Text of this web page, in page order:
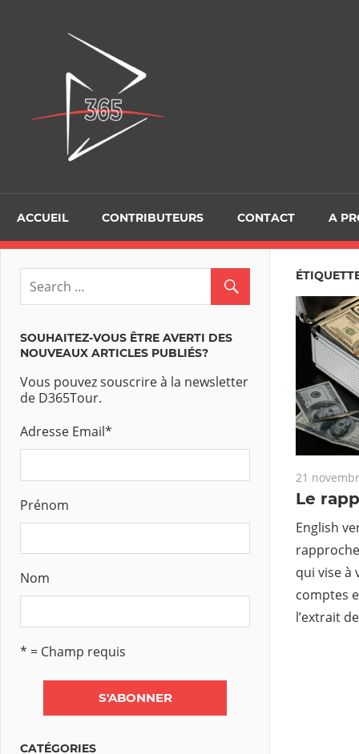
ACCUEIL CONTRIBUTEURS CONTACT A
21
Le
English
qui vise à
comptes
l’extrait
SOUHAITEZ-VOUS ÊTRE AVERTI DES
NOUVEAUX ARTICLES PUBLIÉS?
Vous pouvez souscrire à la newsletter
de D365Tour.
Adresse Email*
Prénom
Nom
* = Champ requis
CATÉGORIES